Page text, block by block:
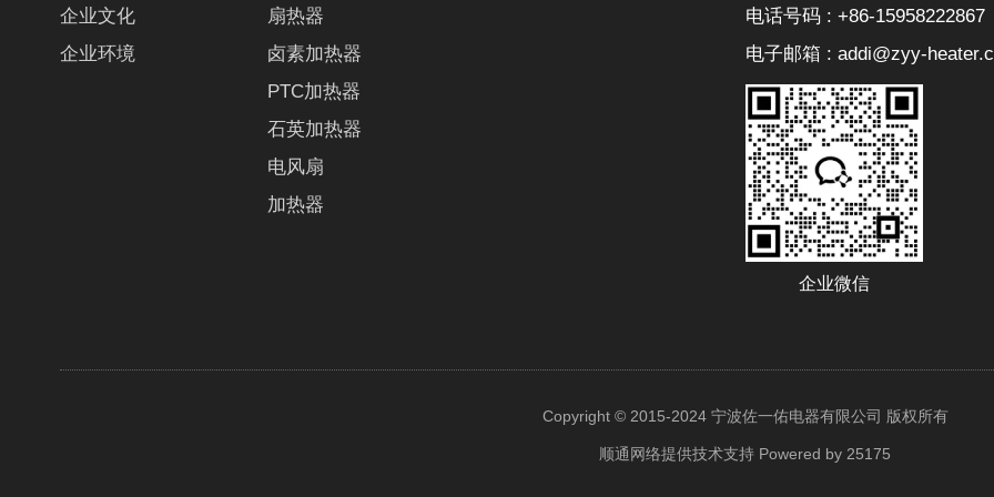
企业文化
企业环境
扇热器
卤素加热器
PTC加热器
石英加热器
电风扇
加热器
电话号码 : +86-15958222867
电子邮箱 : addi@zyy-
企业微信
Copyright © 2015-2024 宁波佐一佑电器有限公司 版权所有
顺通网络提供技术支持 Powered by 25175